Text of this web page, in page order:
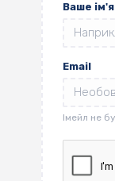
Ваше ім'я
Email